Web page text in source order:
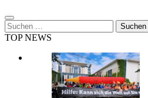
Suchen
nach:
TOP NEWS